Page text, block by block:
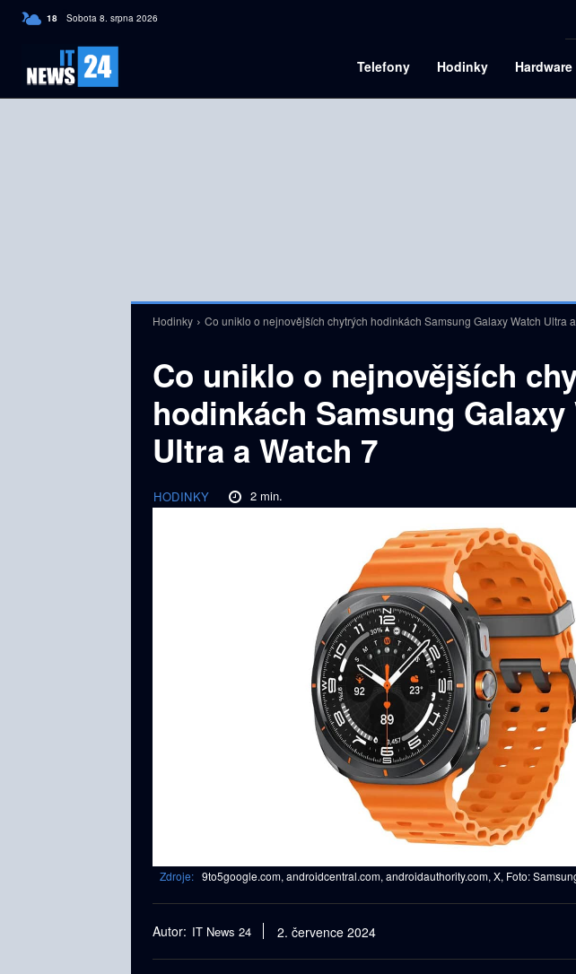
18 C Czech
Sobota 8. srpna 2026
Telefony Hodinky Hardware
Hodinky Co uniklo o nejnovějších chytrých hodinkách Samsung Galaxy Watch Ultra
Co uniklo o nejnovějších
hodinkách Samsung Galaxy
Ultra a Watch 7
HODINKY 2min.
Zdroje: 9to5google.com, androidcentral.com, androidauthority.com, X, Foto:
Autor: IT News 24 2. července 2024